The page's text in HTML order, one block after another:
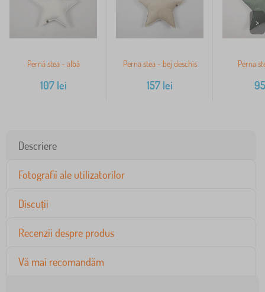
Pernă stea - albă
107lei
Perna stea - bej deschis
157 lei
Perna
95
>
Descriere
Fotografii ale utilizatorilor
Discuții
Recenzii despre produs
Vă mai recomandăm